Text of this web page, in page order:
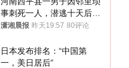
事刺死一人，潜逃十天后在
十多公里外一片玉米地里落
潇湘晨报 昨天19:57 80评论
日本发布排名：“中国第
一，美日居后”